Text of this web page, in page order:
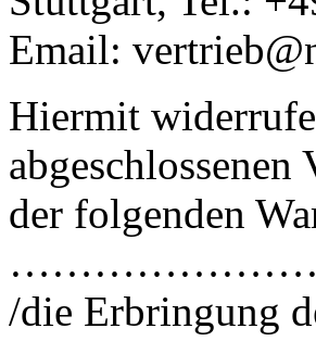
Email:
Hiermit
der folgenden
/die Erbringung